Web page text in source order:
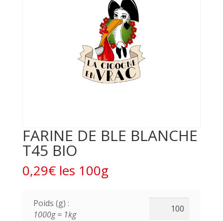
FARINE DE BLE BLANCHE
T45 BIO
0,29€ les 100g
Poids (g) :
1000g = 1kg